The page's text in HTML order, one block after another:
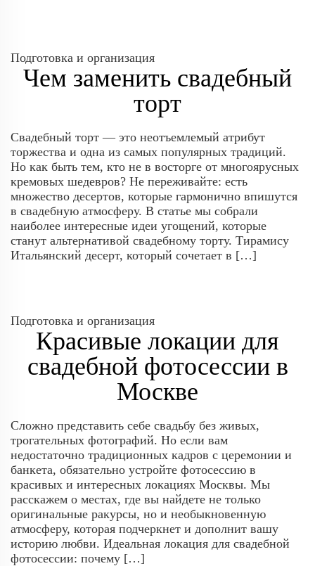
Подготовка и организация
Чем заменить свадебный
торт
Свадебный торт — это неотъемлемый атрибут
торжества и одна из самых популярных традиций.
Но как быть тем, кто не в восторге от многоярусных
кремовых шедевров? Не переживайте: есть
множество десертов, которые гармонично впишутся
в свадебную атмосферу. В статье мы собрали
наиболее интересные идеи угощений, которые
станут альтернативой свадебному торту. Тирамису
Итальянский десерт, который сочетает в […]
Подготовка и организация
Красивые локации для
свадебной фотосессии в
Москве
Сложно представить себе свадьбу без живых,
трогательных фотографий. Но если вам
недостаточно традиционных кадров с церемонии и
банкета, обязательно устройте фотосессию в
красивых и интересных локациях Москвы. Мы
расскажем о местах, где вы найдете не только
оригинальные ракурсы, но и необыкновенную
атмосферу, которая подчеркнет и дополнит вашу
историю любви. Идеальная локация для свадебной
фотосессии: почему […]